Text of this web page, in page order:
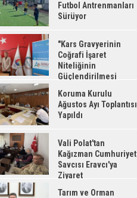
Futbol Antrenmanları
Sürüyor
"Kars Gravyerinin
Coğrafi İşaret
Niteliğinin
Güçlendirilmesi
Koruma Kurulu
Ağustos Ayı Toplantısı
Yapıldı
Vali Polat'tan
Kağızman Cumhuriyet
Savcısı Eravcı'ya
Ziyaret
Tarım ve Orman